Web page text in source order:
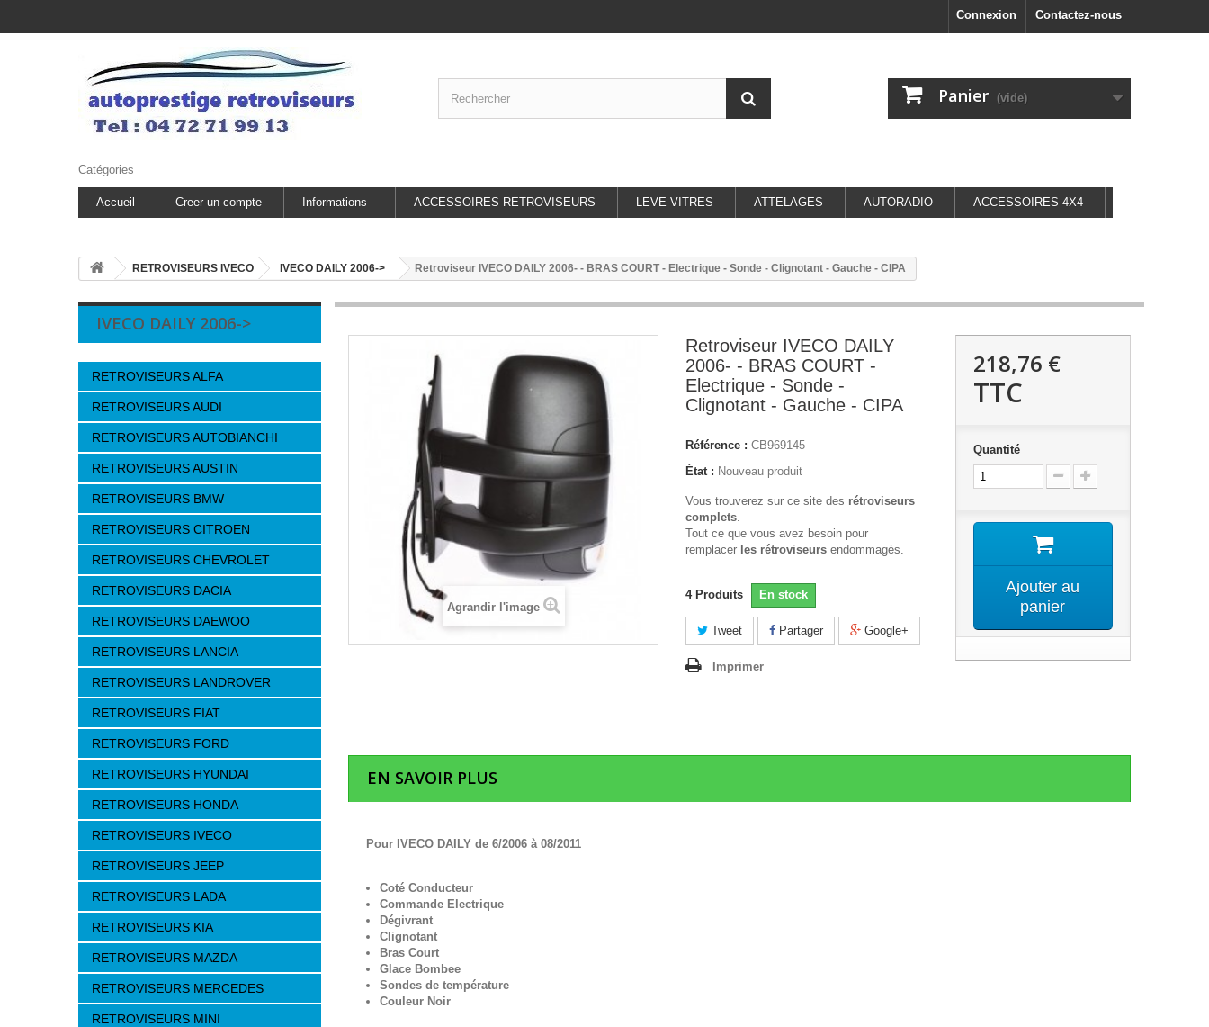
Contactez-nous
Connexion
Panier (vide)
Catégories
Accueil Creer un compte Informations ACCESSOIRES RETROVISEURS LEVE VITRES ATTELAGES AUTORADIO ACCESSOIRES 4X4
RETROVISEURS IVECO IVECO DAILY 2006-> Retroviseur IVECO DAILY 2006- - BRAS COURT - Electrique - Sonde - Clignotant - Gauche - CIPA
IVECO DAILY 2006->
RETROVISEURS ALFA
RETROVISEURS AUDI
RETROVISEURS AUTOBIANCHI
RETROVISEURS AUSTIN
RETROVISEURS BMW
RETROVISEURS CITROEN
RETROVISEURS CHEVROLET
RETROVISEURS DACIA
RETROVISEURS DAEWOO
RETROVISEURS LANCIA
RETROVISEURS LANDROVER
RETROVISEURS FIAT
RETROVISEURS FORD
RETROVISEURS HYUNDAI
RETROVISEURS HONDA
RETROVISEURS IVECO
RETROVISEURS JEEP
RETROVISEURS LADA
RETROVISEURS KIA
RETROVISEURS MAZDA
RETROVISEURS MERCEDES
RETROVISEURS MINI
Agrandir l'image
Retroviseur IVECO DAILY
2006- - BRAS COURT -
Electrique - Sonde -
Clignotant - Gauche - CIPA
Référence : CB969145
État : Nouveau produit
Vous trouverez sur ce site des rétroviseurs
complets.
Tout ce que vous avez besoin pour
remplacer les rétroviseurs endommagés.
4 Produits En stock
Tweet Partager Google+
Imprimer
218,76 €
TTC
Quantité
Ajouter au
panier
EN SAVOIR PLUS
Pour IVECO DAILY de 6/2006 à 08/2011
Coté Conducteur
Commande Electrique
Dégivrant
Clignotant
Bras Court
Glace Bombee
Sondes de température
Couleur Noir